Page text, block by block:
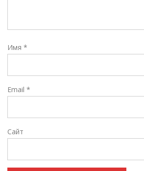
Имя *
Email *
Сайт